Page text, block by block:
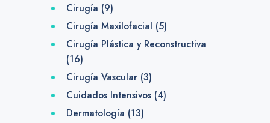
Cirugía (9)
Cirugía Maxilofacial (5)
Cirugía Plástica y Reconstructiva
(16)
Cirugía Vascular(3)
Cuidados Intensivos(4)
Dermatología (13)